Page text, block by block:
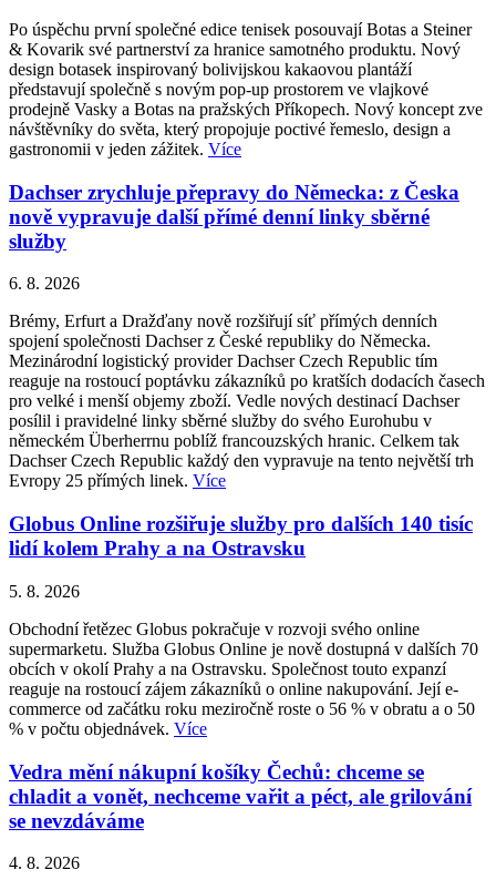
Po úspěchu první společné edice tenisek posouvají Botas a Steiner
& Kovarik své partnerství za hranice samotného produktu. Nový
design botasek inspirovaný bolivijskou kakaovou plantáží
představují společně s novým pop-up prostorem ve vlajkové
prodejně Vasky a Botas na pražských Příkopech. Nový koncept zve
návštěvníky do světa, který propojuje poctivé řemeslo, design a
gastronomii v jeden zážitek. Více
Dachser zrychluje přepravy do Německa: z Česka
nově vypravuje další přímé denní linky sběrné
služby
6. 8. 2026
Brémy, Erfurt a Dražďany nově rozšiřují síť přímých denních
spojení společnosti Dachser z České republiky do Německa.
Mezinárodní logistický provider Dachser Czech Republic tím
reaguje na rostoucí poptávku zákazníků po kratších dodacích časech
pro velké i menší objemy zboží. Vedle nových destinací Dachser
posílil i pravidelné linky sběrné služby do svého Eurohubu v
německém Überherrnu poblíž francouzských hranic. Celkem tak
Dachser Czech Republic každý den vypravuje na tento největší trh
Evropy 25 přímých linek. Více
Globus Online rozšiřuje služby pro dalších 140 tisíc
lidí kolem Prahy a na Ostravsku
5. 8. 2026
Obchodní řetězec Globus pokračuje v rozvoji svého online
supermarketu. Služba Globus Online je nově dostupná v dalších 70
obcích v okolí Prahy a na Ostravsku. Společnost touto expanzí
reaguje na rostoucí zájem zákazníků o online nakupování. Její e-
commerce od začátku roku meziročně roste o 56 % v obratu a o 50
% v počtu objednávek. Více
Vedra mění nákupní košíky Čechů: chceme se
chladit a vonět, nechceme vařit a péct, ale grilování
se nevzdáváme
4. 8. 2026